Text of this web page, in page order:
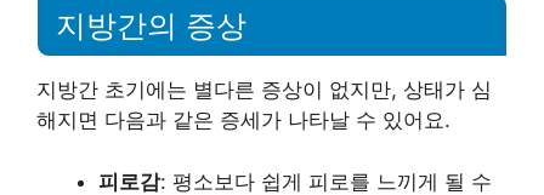
지방간의 증상
지방간 초기에는 별다른 증상이 없지만, 상태가 심
해지면 다음과 같은 증세가 나타날 수 있어요.
피로감: 평소보다 쉽게 피로를 느끼게 될 수